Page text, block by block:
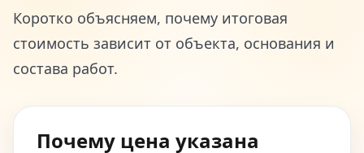
Коротко объясняем, почему итоговая
стоимость зависит от объекта, основания и
состава работ.
Почему цена указана